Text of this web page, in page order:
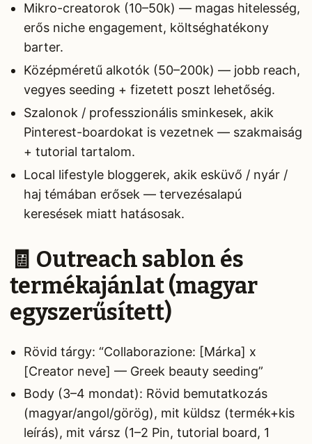
Mikro-creatorok (10–50k) — magas hitelesség,
erős niche engagement, költséghatékony
barter.
Középméretű alkotók (50–200k) — jobb reach,
vegyes seeding + fizetett poszt lehetőség.
Szalonok / professzionális sminkesek, akik
Pinterest-boardokat is vezetnek — szakmaiság
+ tutorial tartalom.
Local lifestyle bloggerek, akik esküvő / nyár /
haj témában erősek — tervezésalapú
keresések miatt hatásosak.
🧾 Outreach sablon és
termékajánlat (magyar
egyszerűsített)
Rövid tárgy: “Collaborazione: [Márka] x
[Creator neve] — Greek beauty seeding”
Body (3–4 mondat): Rövid bemutatkozás
(magyar/angol/görög), mit küldsz (termék+kis
leírás), mit vársz (1–2 Pin, tutorial board, 1